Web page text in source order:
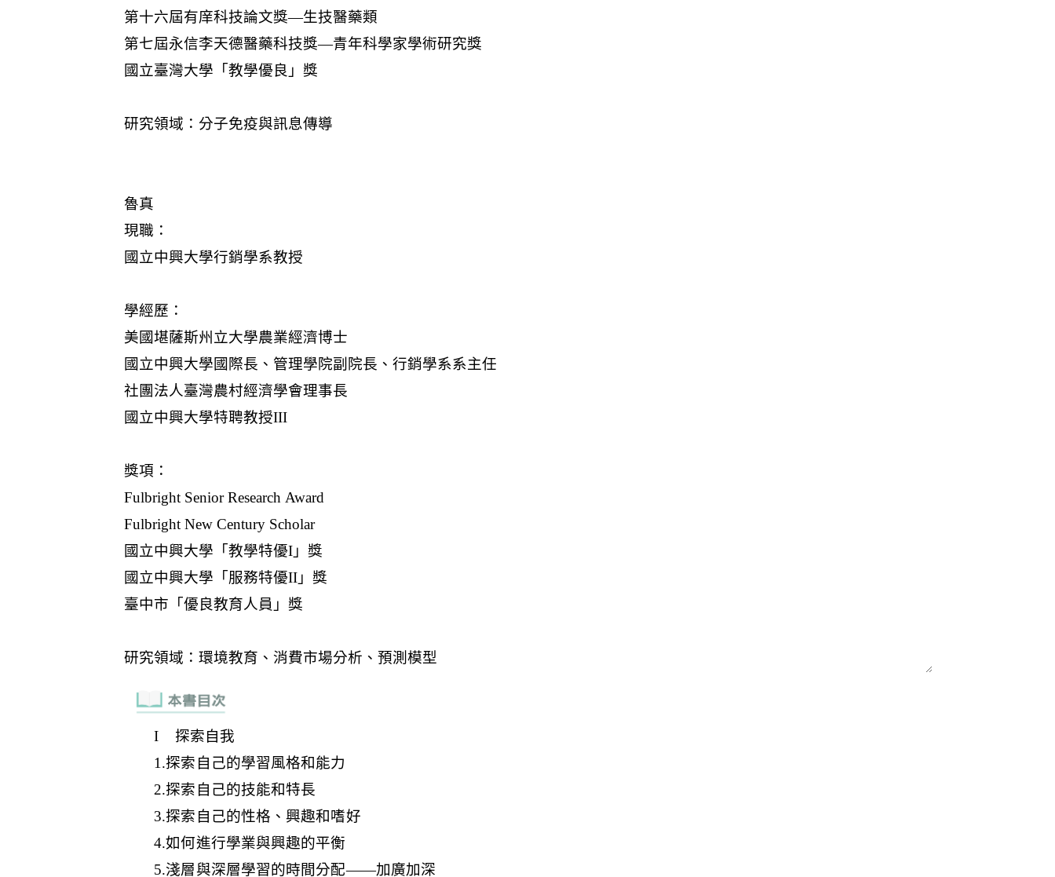
I 探索自我
1.探索自己的學習風格和能力
2.探索自己的技能和特長
3.探索自己的性格、興趣和嗜好
4.如何進行學業與興趣的平衡
5.淺層與深層學習的時間分配——加廣加深